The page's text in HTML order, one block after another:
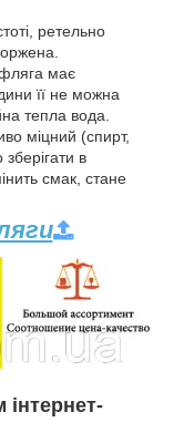
ретельно
має
її не можна
тепла вода.
міцний (спирт,
в
смак, стане
інтернет-